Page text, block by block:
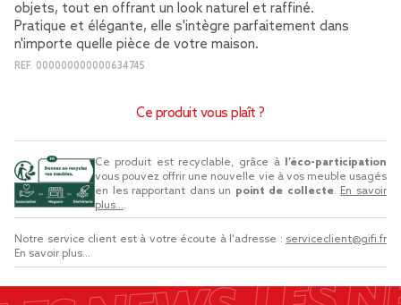
objets, tout en offrant un look naturel et raffiné.
Pratique et élégante, elle s'intègre parfaitement dans
n'importe quelle pièce de votre maison.
REF. 000000000000634745
Ce produit vous plaît ?
Ce produit est recyclable, grâce à
l’éco-participation
vous pouvez offrir une nouvelle vie à vos meuble usagés
en les rapportant dans un point de collecte. En savoir
plus....
Notre service client est à votre écoute à l'adresse : serviceclient@gifi.fr
En savoir plus...